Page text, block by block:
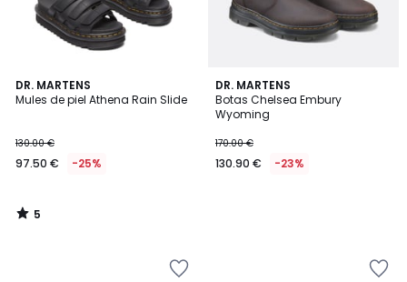
DR. MARTENS
Mules de piel Athena Rain Slide
130.00 €
97.50 € -25%
5
/
5
/
DR. MARTENS
Botas Chelsea Embury
Wyoming
170.00 €
130.90 € -23%